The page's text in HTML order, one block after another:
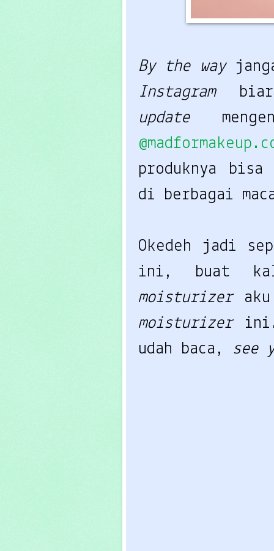
By the way
Instagram
update
produknya
di berbagai
Okedeh jadi
ini, buat
moisturizer
moisturizer
udah baca, see